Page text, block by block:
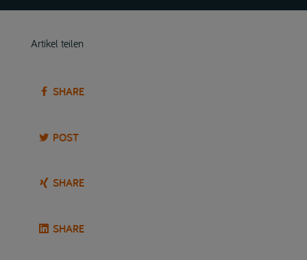
Artikel teilen
SHARE
POST
SHARE
SHARE